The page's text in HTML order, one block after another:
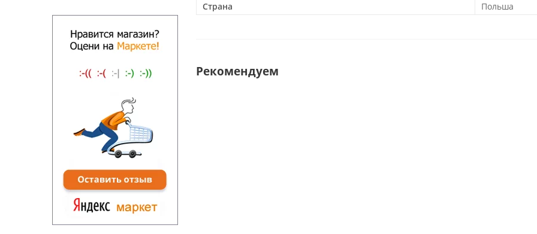
Страна
Польша
Рекомендуем